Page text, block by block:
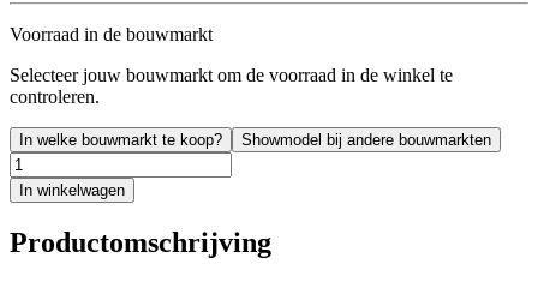
Voorraad in de bouwmarkt
Selecteer jouw bouwmarkt om de voorraad in de winkel te
controleren.
In welke bouwmarkt te koop? Showmodel bij andere bouwmarkten
In winkelwagen
Productomschrijving